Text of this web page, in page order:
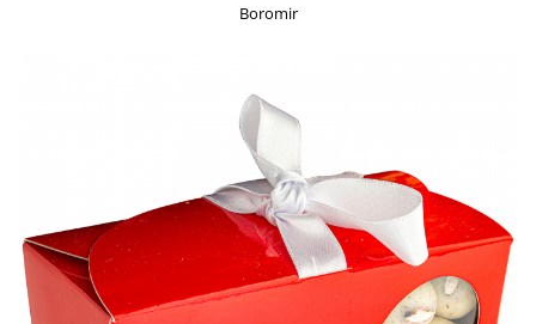
Cozonac Pricomigdala
Cozonac Magnum
Cozonac Vegan (de post)
Cozonac Collection
Boromir